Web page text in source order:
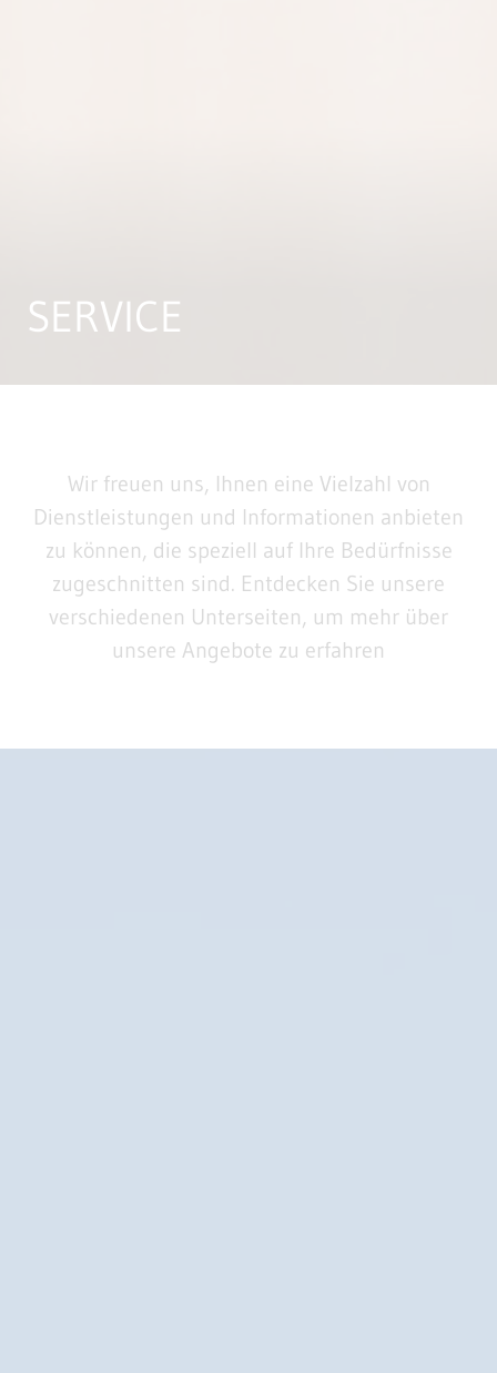
SERVICE
Wir freuen uns, Ihnen eine Vielzahl von
Dienstleistungen und Informationen anbieten
zu können, die speziell auf Ihre Bedürfnisse
zugeschnitten sind. Entdecken Sie unsere
verschiedenen Unterseiten, um mehr über
unsere Angebote zu erfahren